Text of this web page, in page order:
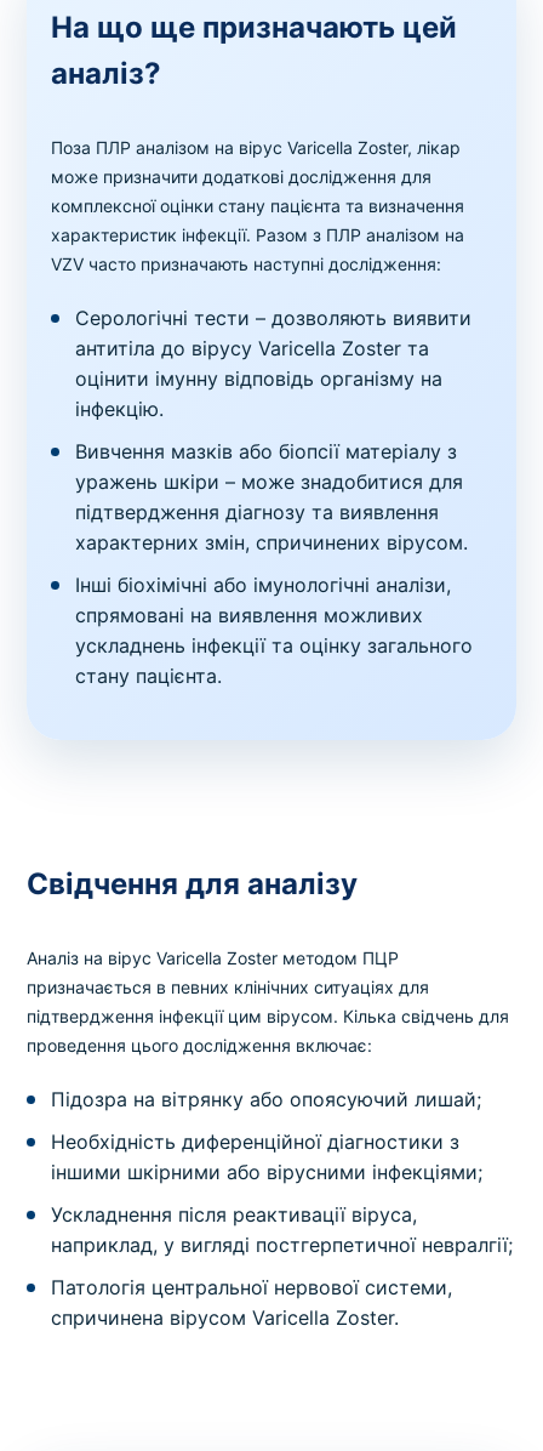
На що ще призначають цей
аналіз?
Поза ПЛР аналізом на вірус Varicella Zoster, лікар
може призначити додаткові дослідження для
комплексної оцінки стану пацієнта та визначення
характеристик інфекції. Разом з ПЛР аналізом на
VZV часто призначають наступні дослідження:
Серологічні тести – дозволяють виявити
антитіла до вірусу Varicella Zoster та
оцінити імунну відповідь організму на
інфекцію.
Вивчення мазків або біопсії матеріалу з
уражень шкіри – може знадобитися для
підтвердження діагнозу та виявлення
характерних змін, спричинених вірусом.
Інші біохімічні або імунологічні аналізи,
спрямовані на виявлення можливих
ускладнень інфекції та оцінку загального
стану пацієнта.
Свідчення для аналізу
Аналіз на вірус Varicella Zoster методом ПЦР
призначається в певних клінічних ситуаціях для
підтвердження інфекції цим вірусом. Кілька свідчень для
проведення цього дослідження включає:
Підозра на вітрянку або опоясуючий лишай;
Необхідність диференційної діагностики з
іншими шкірними або вірусними інфекціями;
Ускладнення після реактивації віруса,
наприклад, у вигляді постгерпетичної невралгії;
Патологія центральної нервової системи,
спричинена вірусом Varicella Zoster.